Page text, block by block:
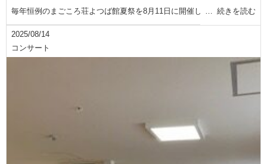
毎年恒例のまごころ荘よつば館夏祭を8月11日に開催し 続きを読む
2025/08/14
コンサート